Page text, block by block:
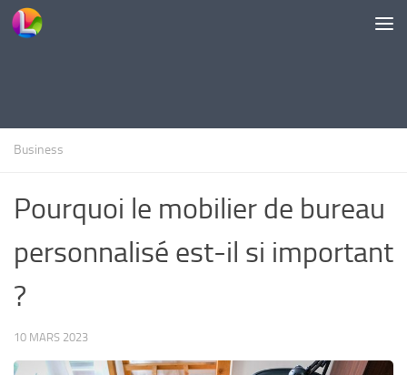
Skip to content
Business
Pourquoi le mobilier de bureau
personnalisé est-il si important
?
10 MARS 2023